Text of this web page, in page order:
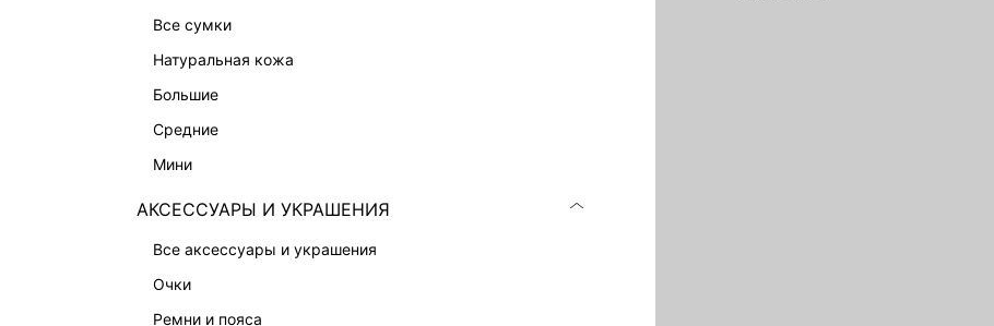
все сумки
натуральная кожа
большие
средние
мини
АКСЕССУАРЫ И УКРАШЕНИЯ
все аксессуары и украшения
очки
ремни и пояса
БАЛЬЗАМЫ-ТИНТЫ
ЛИМИТИРОВАННЫЕ КОЛЛЕКЦИИ
КАПСУЛЬНЫЙ ГАРДЕРОБ
БОХО-ШИК